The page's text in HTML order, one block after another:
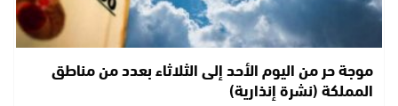
موجة حر من اليوم الأحد إلى الثلاثاء بعدد من مناطق
المملكة (نشرة إنذارية)